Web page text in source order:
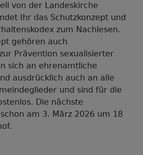
von der Landeskirche
Ihr das Schutzkonzept und
zum Nachlesen.
gehören auch
Prävention sexualisierter
sich an ehrenamtliche
ausdrücklich auch an alle
und sind für die
Die nächste
am 3. März 2026 um 18